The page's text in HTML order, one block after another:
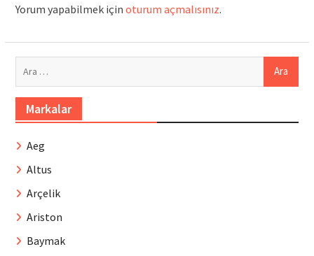
Yorum yapabilmek için oturum açmalısınız.
Markalar
Aeg
Altus
Arçelik
Ariston
Baymak